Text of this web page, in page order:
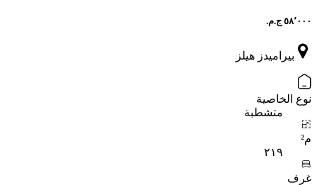
بيراميدز هيلز
نوع الخاصية
متشطبة
م²
٢١٩
غرف